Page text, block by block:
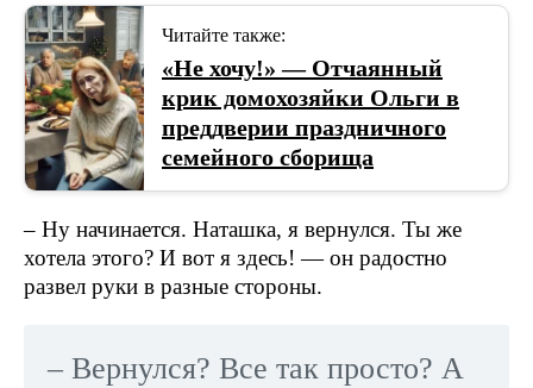
Читайте также:
«Не хочу!» — Отчаянный
крик домохозяйки Ольги в
преддверии праздничного
семейного сборища
– Ну начинается. Наташка, я вернулся. Ты же
хотела этого? И вот я здесь! — он радостно
развел руки в разные стороны.
– Вернулся? Все так просто? А